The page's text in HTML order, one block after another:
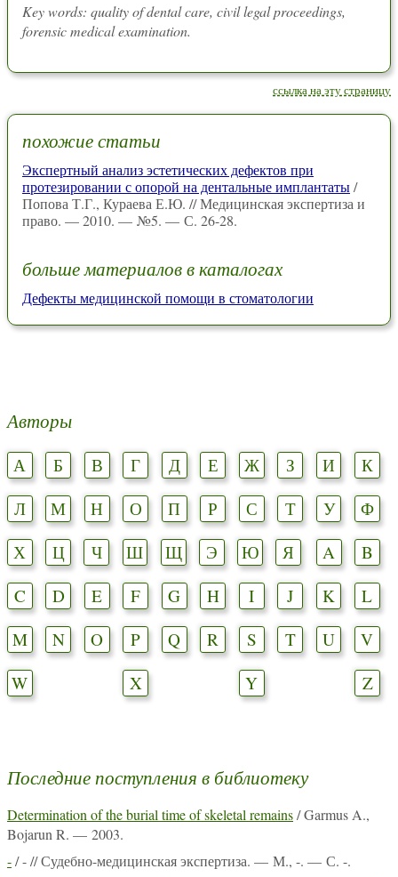
Key words: quality of dental care, civil legal proceedings,
forensic medical examination.
ссылка на эту страницу
похожие статьи
Экспертный анализ эстетических дефектов при
протезировании с опорой на дентальные имплантаты/
Попова Т.Г., Кураева Е.Ю. // Медицинская экспертиза и
право. — 2010. — №5. — С. 26-28.
больше материалов в каталогах
Дефекты медицинской помощи в стоматологии
Авторы
А Б В Г Д Е Ж З И
К
Л
М Н О П Р С Т У
Ф
Х
Ц Ч Ш Щ Э Ю Я A
B
C
D E F G H I J K
L
M
N O P Q R S T U
V
W
X Y Z
Последние поступления в библиотеку
Determination of the burial time of skeletal remains/ Garmus A.,
Bojarun R. — 2003.
-/ - // Судебно-медицинская экспертиза. — М., -. — С. -.